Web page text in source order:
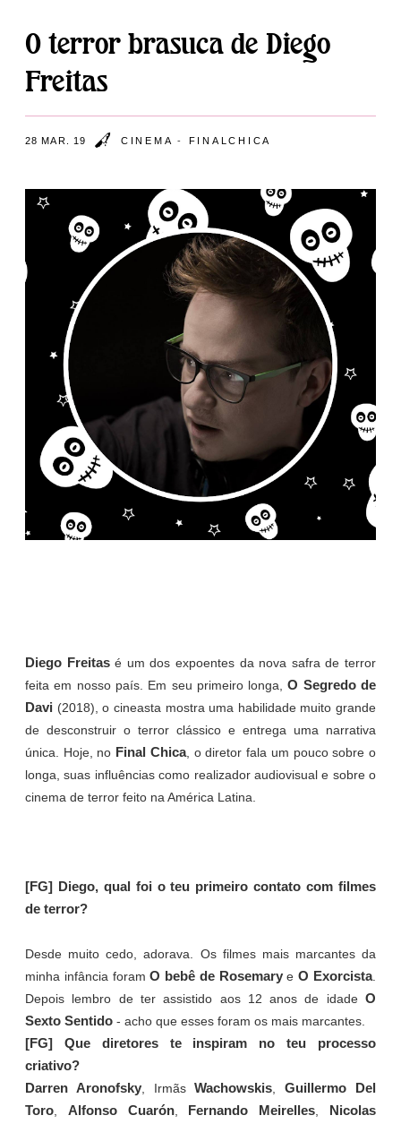
O terror brasuca de Diego
Freitas
28 MAR. 19 CINEMA - FINALCHICA
Diego Freitasé um dos expoentes da nova safra de terror
feita em nosso país. Em seu primeiro longa,O Segredo de
Davi (2018), o cineasta mostra uma habilidade muito grande
de desconstruir o terror clássico e entrega uma narrativa
única. Hoje, no Final Chica, o diretor fala um pouco sobre o
longa, suas influências como realizador audiovisual e sobre o
cinema de terror feito na América Latina.
[FG] Diego, qual foi o teu primeiro contato com filmes
de terror?
Desde muito cedo, adorava. Os filmes mais marcantes da
minha infância foramO bebê de RosemaryeO Exorcista.
Depois lembro de ter assistido aos 12 anos de idade O
Sexto Sentido - acho que esses foram os mais marcantes.
[FG] Que diretores te inspiram no teu processo
criativo?
Darren Aronofsky, IrmãsWachowskis,Guillermo Del
Toro, Alfonso Cuarón, Fernando Meirelles,
Nicolas